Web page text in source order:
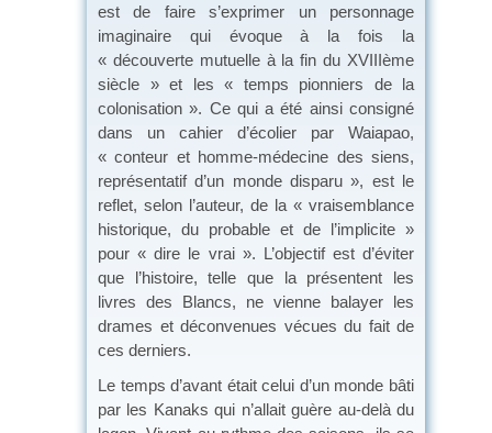
est de faire s’exprimer un personnage
imaginaire qui évoque à la fois la
« découverte mutuelle à la fin du XVIIIème
siècle » et les « temps pionniers de la
colonisation ». Ce qui a été ainsi consigné
dans un cahier d’écolier par Waiapao,
« conteur et homme-médecine des siens,
représentatif d’un monde disparu », est le
reflet, selon l’auteur, de la « vraisemblance
historique, du probable et de l’implicite »
pour « dire le vrai ». L’objectif est d’éviter
que l’histoire, telle que la présentent les
livres des Blancs, ne vienne balayer les
drames et déconvenues vécues du fait de
ces derniers.
Le temps d’avant était celui d’un monde bâti
par les Kanaks qui n’allait guère au-delà du